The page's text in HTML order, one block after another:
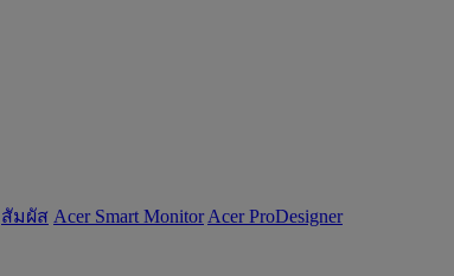
สัมผัส Acer Smart Monitor Acer ProDesigner